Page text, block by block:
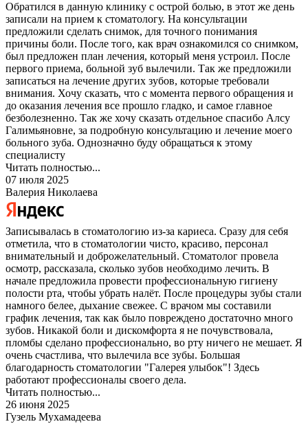
Обратился в данную клинику с острой болью, в этот же день
записали на прием к стоматологу. На консультации
предложили сделать снимок, для точного понимания
причины боли. После того, как врач ознакомился со снимком,
был предложен план лечения, который меня устроил. После
первого приема, больной зуб вылечили. Так же предложили
записаться на лечение других зубов, которые требовали
внимания. Хочу сказать, что с момента первого обращения и
до оказания лечения все прошло гладко, и самое главное
безболезненно. Так же хочу сказать отдельное спасибо Алсу
Галимьяновне, за подробную консультацию и лечение моего
больного зуба. Однозначно буду обращаться к этому
специалисту
Читать полностью...
07 июля 2025
Валерия Николаева
Записывалась в стоматологию из-за кариеса. Сразу для себя
отметила, что в стоматологии чисто, красиво, персонал
внимательный и доброжелательный. Стоматолог провела
осмотр, рассказала, сколько зубов необходимо лечить. В
начале предложила провести профессиональную гигиену
полости рта, чтобы убрать налёт. После процедуры зубы стали
намного белее, дыхание свежее. С врачом мы составили
график лечения, так как было повреждено достаточно много
зубов. Никакой боли и дискомфорта я не почувствовала,
пломбы сделано профессионально, во рту ничего не мешает. Я
очень счастлива, что вылечила все зубы. Большая
благодарность стоматологии "Галерея улыбок"! Здесь
работают профессионалы своего дела.
Читать полностью...
26 июня 2025
Гузель Мухамадеева